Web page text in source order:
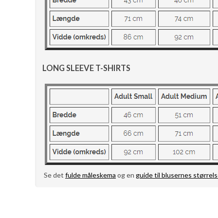
LONG SLEEVE T-SHIRTS
Se det fulde måleskema og en guide til blusernes